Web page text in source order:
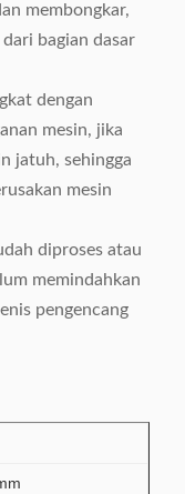
membongkar,
bagian dasar
dengan
mesin, jika
jatuh, sehingga
mesin
diproses atau
memindahkan
pengencang